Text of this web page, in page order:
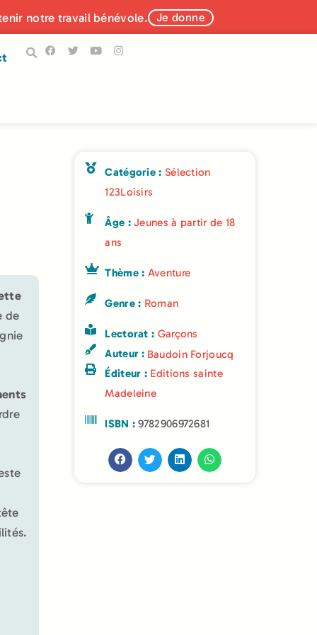
notre travail bénévole. Je donne
de
Catégorie : Sélection
123Loisirs
Âge :Jeunes à partir de 18
ans
Thème : Aventure
Genre : Roman
Lectorat : Garçons
Auteur : Baudoin Forjoucq
Éditeur : Editions sainte
Madeleine
ISBN :9782906972681